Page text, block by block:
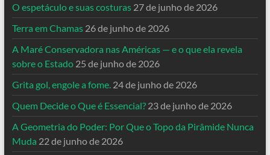
O espetáculo e suas costuras 27 de junho de 2026
Terra em Chamas 26 de junho de 2026
A Maré Conservadora nas Américas — e o que ela revela
sobre o Estado 25 de junho de 2026
Grita gol, engole a fome. 24 de junho de 2026
Quem Decide o Que é Essencial? 23 de junho de 2026
A Geometria do Poder: Por Que o Topo da Pirâmide Nunca
Muda 22 de junho de 2026